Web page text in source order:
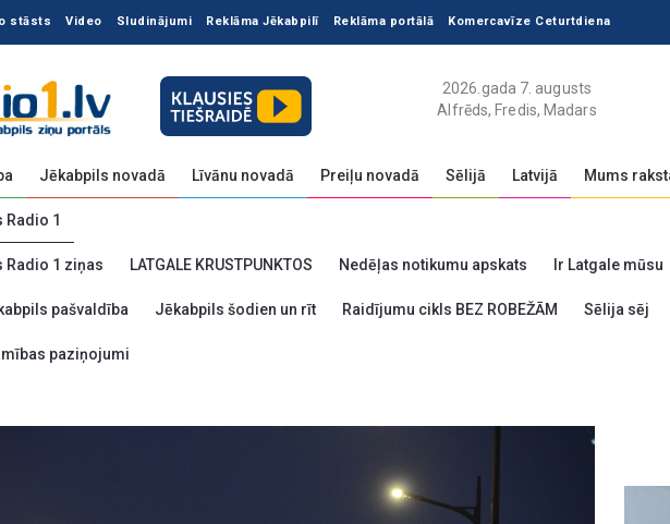
stāsts Video Sludinājumi Reklāma Jēkabpilī Reklāma portālā Komercavīze Ceturtdiena
2026.gada 7. augusts
Alfrēds, Fredis, Madars
Jēkabpils novadā Līvānu novadā Preiļu novadā Sēlijā Latvijā Mums
Radio 1
Radio 1 ziņas LATGALE KRUSTPUNKTOS Nedēļas notikumu apskats Ir Latgale mūsu
pašvaldība Jēkabpils šodien un rīt Raidījumu cikls BEZ ROBEŽĀM Sēlija sēj
paziņojumi